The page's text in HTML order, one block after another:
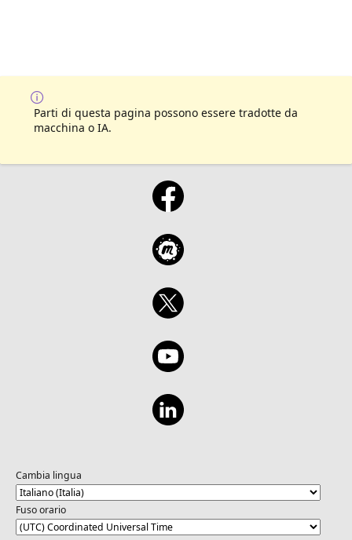
Parti di questa pagina possono essere tradotte da
macchina o IA.
Cambia lingua
Fuso orario